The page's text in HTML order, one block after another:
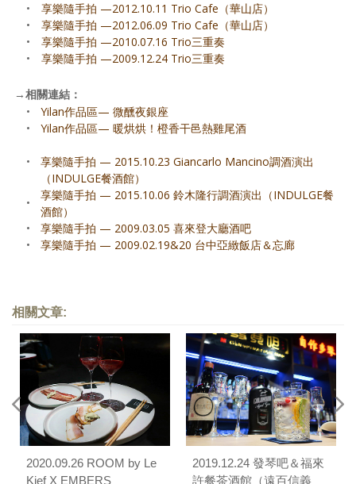
•
享樂隨手拍 —2012.10.11 Trio Cafe（華山店）
•
享樂隨手拍 —2012.06.09 Trio Cafe（華山店）
•
享樂隨手拍 —2010.07.16 Trio三重奏
•
享樂隨手拍 —2009.12.24 Trio三重奏
→相關連結：
•
Yilan作品區— 微醺夜銀座
•
Yilan作品區— 暖烘烘！橙香干邑熱雞尾酒
•
享樂隨手拍 — 2015.10.23 Giancarlo Mancino調酒演出
（INDULGE餐酒館）
•
享樂隨手拍 — 2015.10.06 鈴木隆行調酒演出（INDULGE餐
酒館）
•
享樂隨手拍 — 2009.03.05 喜來登大廳酒吧
•
享樂隨手拍 — 2009.02.19&20 台中亞緻飯店＆忘廊
相關文章:
2020.09.26 ROOM by Le
Kief X EMBERS
2019.12.24 發琴吧＆福來
許餐茶酒館（遠百信義